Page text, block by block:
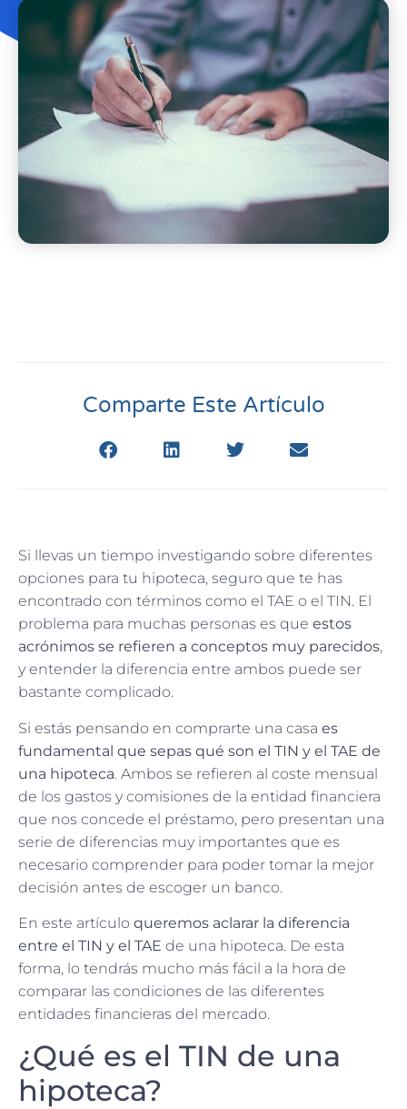
Comparte Este Artículo
Si llevas un tiempo investigando sobre diferentes
opciones para tu hipoteca, seguro que te has
encontrado con términos como el TAE o el TIN. El
problema para muchas personas es que estos
acrónimos se refieren a conceptos muy parecidos,
y entender la diferencia entre ambos puede ser
bastante complicado.
Si estás pensando en comprarte una casa es
fundamental que sepas qué son el TIN y el TAE de
una hipoteca. Ambos se refieren al coste mensual
de los gastos y comisiones de la entidad financiera
que nos concede el préstamo, pero presentan una
serie de diferencias muy importantes que es
necesario comprender para poder tomar la mejor
decisión antes de escoger un banco.
En este artículo queremos aclarar la diferencia
entre el TIN y el TAE de una hipoteca. De esta
forma, lo tendrás mucho más fácil a la hora de
comparar las condiciones de las diferentes
entidades financieras del mercado.
¿Qué es el TIN de una
hipoteca?